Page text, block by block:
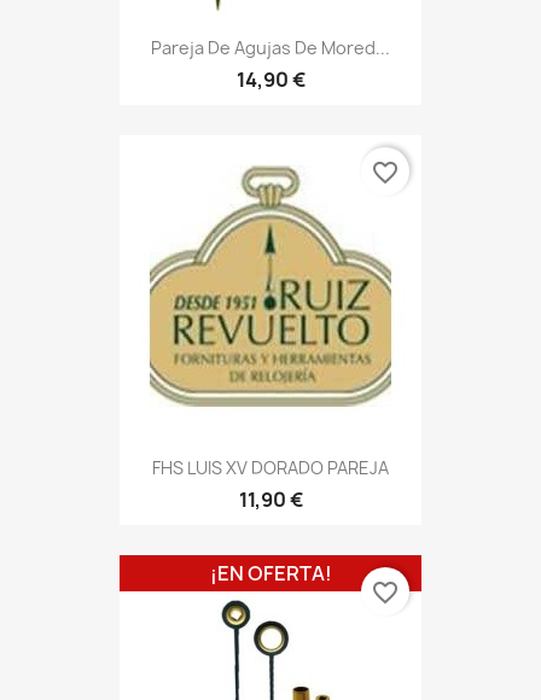
Pareja De Agujas De Mored...
14,90 €
FHS LUIS XV DORADO PAREJA
11,90 €
favorite_border
¡EN OFERTA!
favorite_border